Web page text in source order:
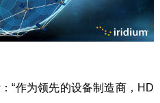
“作为领先的设备制造商，HD